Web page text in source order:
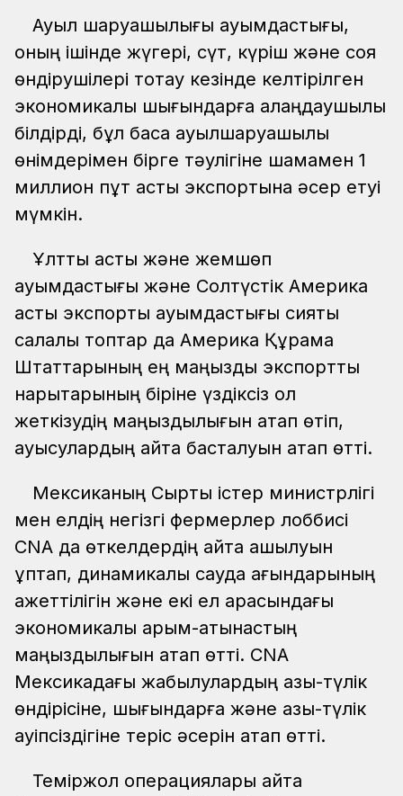
Ауыл шаруашылығы қауымдастығы,
оның ішінде жүгері, сүт, күріш және соя
өндірушілері тоқтау кезінде келтірілген
экономикалық шығындарға алаңдаушылық
білдірді, бұл басқа ауылшаруашылық
өнімдерімен бірге тәулігіне шамамен 1
миллион пұт астық экспортына әсер етуі
мүмкін.
Ұлттық астық және жемшөп
қауымдастығы және Солтүстік Америка
астық экспорты қауымдастығы сияқты
салалық топтар да Америка Құрама
Штаттарының ең маңызды экспорттық
нарықтарының біріне үздіксіз қол
жеткізудің маңыздылығын атап өтіп,
ауысулардың қайта басталуын атап өтті.
Мексиканың Сыртқы істер министрлігі
мен елдің негізгі фермерлер лоббисі
CNA да өткелдердің қайта ашылуын
құптап, динамикалық сауда ағындарының
қажеттілігін және екі ел арасындағы
экономикалық қарым-қатынастың
маңыздылығын атап өтті. CNA
Мексикадағы жабылулардың азық-түлік
өндірісіне, шығындарға және азық-түлік
қауіпсіздігіне теріс әсерін атап өтті.
Теміржол операциялары қайта